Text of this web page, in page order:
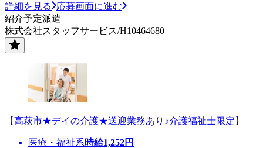
詳細を見る
応募画面に進む
紹介予定派遣
株式会社スタッフサービス/H10464680
【高萩市★デイの介護★送迎業務あり♪介護福祉士限定】
医療・福祉系時給1,252円